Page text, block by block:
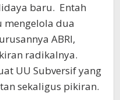
baru. Entah
mengelola dua
ABRI,
radikalnya.
UU Subversif yang
sekaligus pikiran.